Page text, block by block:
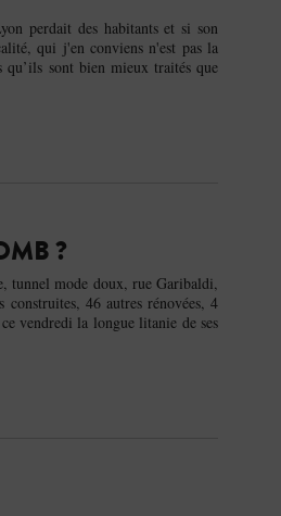
perdait des habitants et si son
qui j'en conviens n'est pas la
sont bien mieux traités que
?
tunnel mode doux, rue Garibaldi,
46 autres rénovées, 4
vendredi la longue litanie de ses